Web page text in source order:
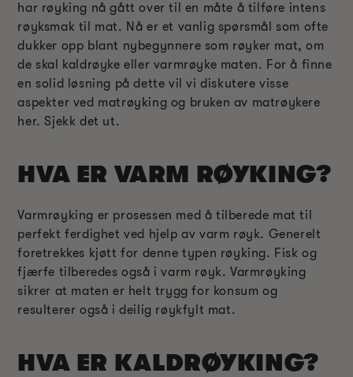
har røyking nå gått over til en måte å tilføre intens
røyksmak til mat. Nå er et vanlig spørsmål som ofte
dukker opp blant nybegynnere som røyker mat, om
de skal kaldrøyke eller varmrøyke maten. For å finne
en solid løsning på dette vil vi diskutere visse
aspekter ved matrøyking og bruken av matrøykere
her. Sjekk det ut.
HVA ER VARM RØYKING?
Varmrøyking er prosessen med å tilberede mat til
perfekt ferdighet ved hjelp av varm røyk. Generelt
foretrekkes kjøtt for denne typen røyking. Fisk og
fjærfe tilberedes også i varm røyk. Varmrøyking
sikrer at maten er helt trygg for konsum og
resulterer også i deilig røykfylt mat.
HVA ER KALDRØYKING?